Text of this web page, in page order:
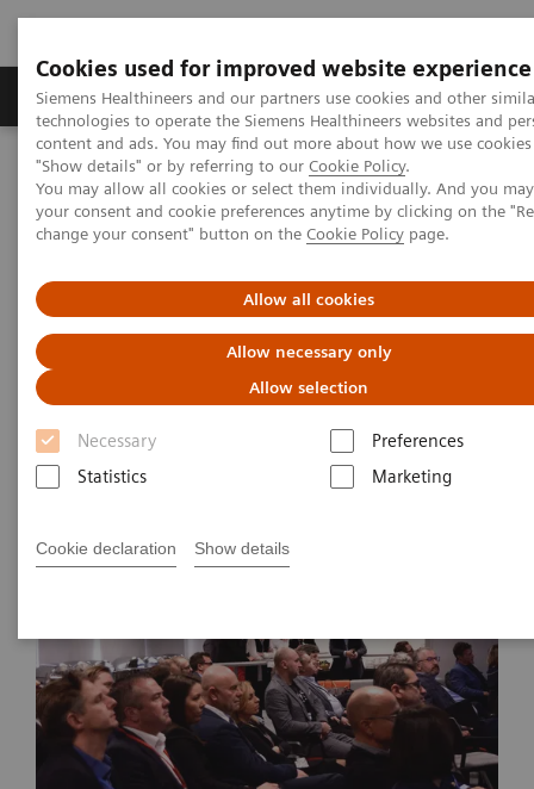
Cookies used for improved website experience
Siemens Healthineers and our partners use cookies and other
technologies to operate the Siemens Healthineers websites and
content and ads. You may find out more about how we use
"Show details" or by referring to our Cookie Policy.
You may allow all cookies or select them individually. And you
your consent and cookie preferences anytime by clicking on the
change your consent" button on the Cookie Policy page.
Allow all cookies
Allow necessary only
Allow selection
Necessary
Preferences
Statistics
Marketing
Cookie declaration Show details
Grupy Produktów O nas Edukacja i
Siemens Healthineers Polska
Aktualności i nasze realizacje
Kolejny etap współpracy z Warsaw Vascular Workshops
Kolejny etap współpracy z
Warsaw Vascular Workshops
Po grudniowej konferencji – czas na pierwszy
kurs.